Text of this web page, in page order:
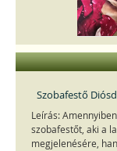
Szobafestő
Leírás:
szobafestőt, aki a
megjelenésére,